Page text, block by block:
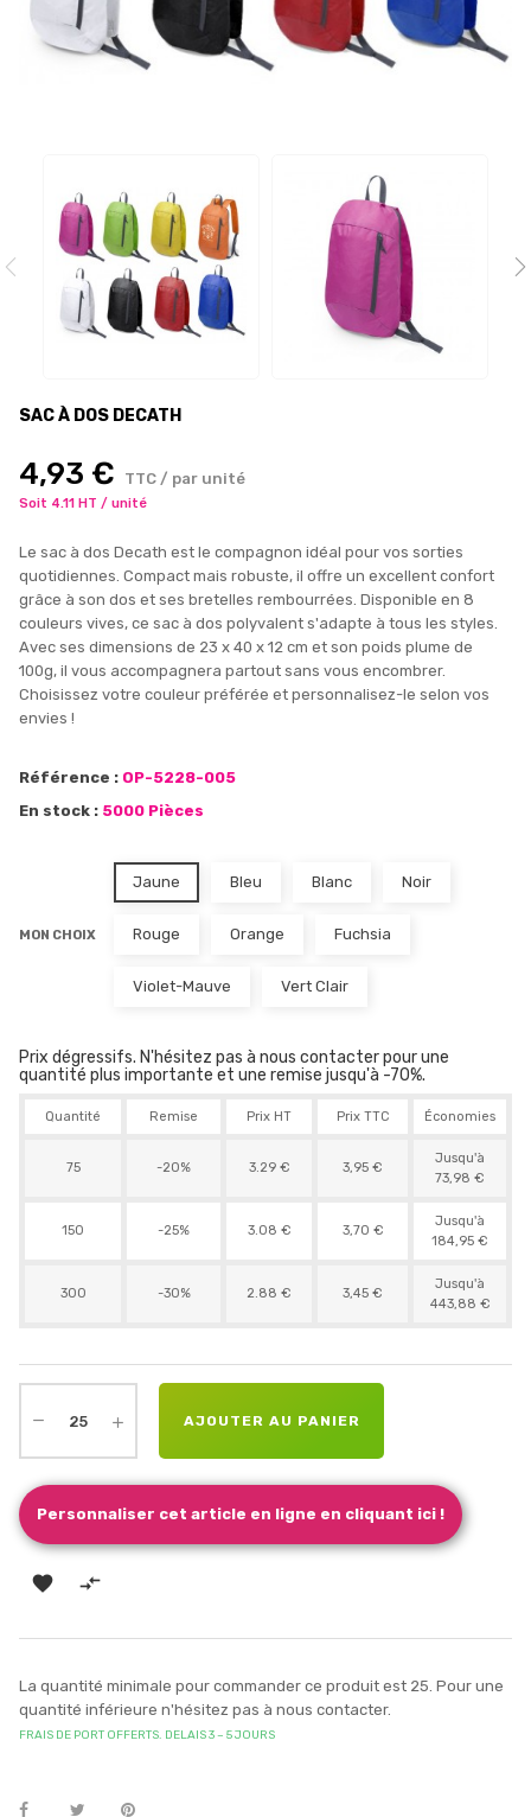
SAC À DOS DECATH
4,93 € TTC / par unité
Soit 4.11 HT / unité
Le sac à dos Decath est le compagnon idéal pour vos sorties
quotidiennes. Compact mais robuste, il offre un excellent confort
grâce à son dos et ses bretelles rembourrées. Disponible en 8
couleurs vives, ce sac à dos polyvalent s'adapte à tous les styles.
Avec ses dimensions de 23 x 40 x 12 cm et son poids plume de
100g, il vous accompagnera partout sans vous encombrer.
Choisissez votre couleur préférée et personnalisez-le selon vos
envies !
Référence : OP-5228-005
En stock : 5000 Pièces
MON CHOIX
Jaune Bleu Blanc Noir
Rouge Orange Fuchsia
Violet-Mauve Vert Clair
Prix dégressifs. N'hésitez pas à nous contacter pour une
quantité plus importante et une remise jusqu'à -70%.
Quantité Remise Prix HT Prix TTC Économies
75 -20% 3.29 € 3,95 €
Jusqu'à
73,98 €
150 -25% 3.08 € 3,70 €
Jusqu'à
184,95 €
300 -30% 2.88 € 3,45 €
Jusqu'à
443,88 €
AJOUTER AU PANIER
Personnaliser cet article en ligne en cliquant ici !
 
La quantité minimale pour commander ce produit est 25. Pour une
quantité inférieure n'hésitez pas à nous contacter.
FRAIS DE PORT OFFERTS. DELAIS 3 – 5 JOURS